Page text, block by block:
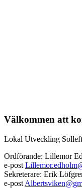
Välkommen att
Lokal Utveckling
Ordförande: Lillemor
e-post
Sekreterare: Erik
e-post